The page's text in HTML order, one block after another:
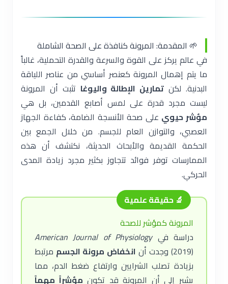
🌱 المقدمة: المرونة كنافذة على الصحة الشاملة
في عالم يركز على القوة والسرعة والقدرة التحملية، غالباً
ما يتم إهمال المرونة كعنصر أساسي من عناصر اللياقة
البدنية. لكن تمارين الإطالة واليوغا تثبت أن المرونة
ليست مجرد قدرة على لمس أصابع القدمين، بل هي
مؤشر حيوي على صحة الأنسجة الضامة، كفاءة الجهاز
العصبي، والتوازن العام للجسم. من خلال الجمع بين
الحكمة القديمة والأبحاث الحديثة، نكتشف أن هذه
الممارسات توفر فوائد تتجاوز بكثير مجرد زيادة المدى
الحركي.
🔬 حقيقة علمية
المرونة كمؤشر للصحة
دراسة فيAmerican Journal of Physiology
(2019) وجدت أن
انخفاض مرونة الجسم مرتبط
بزيادة تصلب الشرايين وارتفاع ضغط الدم، مما
يشير إلى أن المرونة قد تكون مؤشراً مهماً